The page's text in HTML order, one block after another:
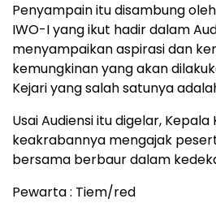
Penyampain itu disambung
IWO-I yang ikut hadir dalam
menyampaikan aspirasi dan
kemungkinan yang akan
Kejari yang salah satunya
Usai Audiensi itu digelar,
keakrabannya mengajak
bersama berbaur dalam
Pewarta : Tiem/red